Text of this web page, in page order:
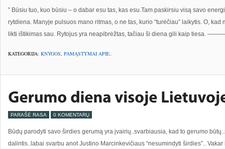
” Būsiu tuo, kuo būsiu – o dabar esu tas, kas esu.Tam paskirsiu visą savo
rytdiena. Manyje pulsuos mano ritmas, o ne tas, kurio “turėčiau” laikytis. O,
likti ištikimas sau. Rytojus yra neapibrėžtas, tačiau ši diena gili kaip tiesa.
KATEGORIJA: KNYGOS, PAMĄSTYMAI APIE..
PARAŠĖ RASA 0 KOMENTARŲ
Būdų parodyti savo širdies gerumą yra įvairių..svarbiausia, kad to gerumo
dalintis..labai svarbu anot Justino Marcinkevičiaus “nesumindyti širdies”..